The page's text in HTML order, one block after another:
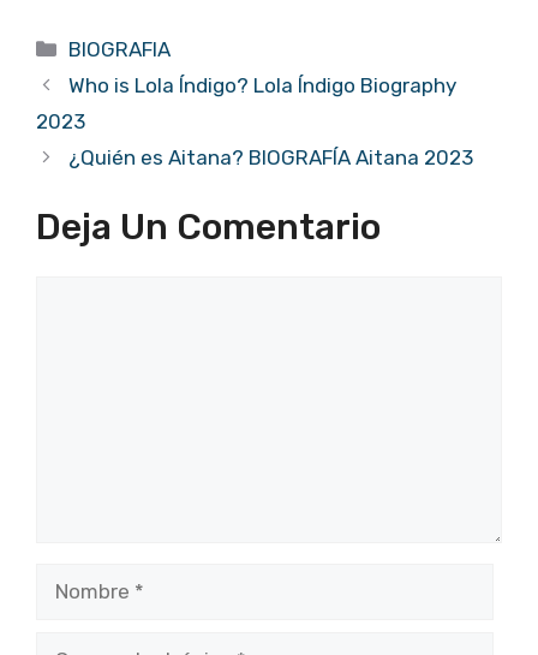
Categorías
BIOGRAFIA
Who is Lola Índigo? Lola Índigo Biography
2023
¿Quién es Aitana? BIOGRAFÍA Aitana 2023
Deja Un Comentario